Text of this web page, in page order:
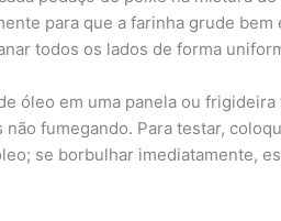
para que a farinha grude bem
todos os lados de forma
óleo em uma panela ou frigideira
fumegando. Para testar,
se borbulhar imediatamente,